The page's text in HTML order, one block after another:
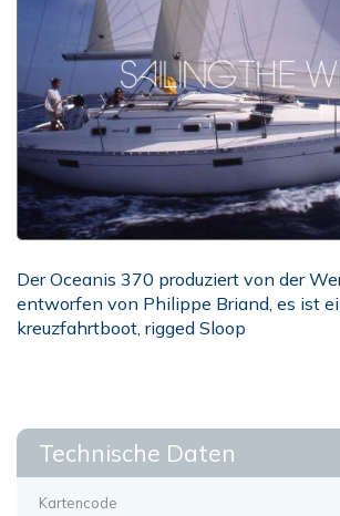
Der Oceanis 370 produziert von der
entworfen von Philippe Briand, es ist
kreuzfahrtboot, rigged Sloop
Technische Daten
Kartencode